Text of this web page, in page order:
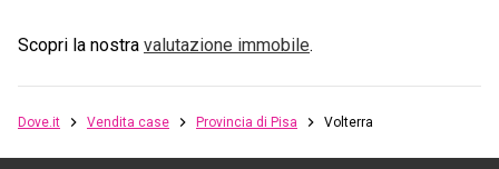
Scopri la nostra valutazione immobile.
Dove.it Vendita case Provincia di Pisa Volterra